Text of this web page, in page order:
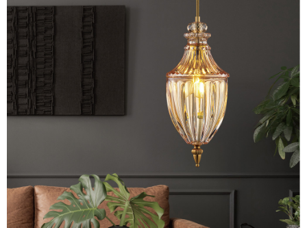
２．關於個人資料處理事宜，請瀏覽以下網址：
https://aftee.tw/terms/#terms3
３．未成年的使用者請事先徵得法定代理人或監護人之同意方可使用
「AFTEE先享後付」，若未經同意申辦者引起之損失，本公司不負相關責
任。
４．使用「AFTEE先享後付」時，將依據個別帳號之用戶狀況，依本公司即
時審查核予不同之上限額度；若仍有額度不足之情形，本公司將視審查結果
請求用戶進行身份認證。
５．嚴禁一人註冊多個帳號或使用他人資訊註冊。若發現惡意使用之情形，
恩沛科技股份有限公司將有權停止該用戶之使用額度並採取法律行動。